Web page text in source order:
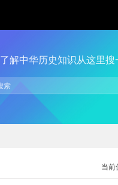
了解中华历史知识从这里搜
当前